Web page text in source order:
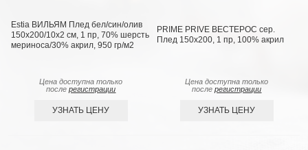
Estia ВИЛЬЯМ Плед бел/син/олив
150х200/10х2 см, 1 пр, 70% шерсть
мериноса/30% акрил, 950 гр/м2
Цена доступна только
послерегистрации
УЗНАТЬ ЦЕНУ
PRIME PRIVE ВЕСТЕРОС сер.
Плед 150x200, 1 пр, 100% акрил
Цена доступна только
послерегистрации
УЗНАТЬ ЦЕНУ